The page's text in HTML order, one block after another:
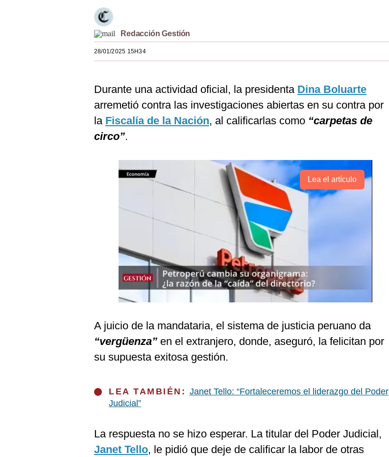
Redacción Gestión
28/01/2025 15H34
Durante una actividad oficial, la presidenta Dina Boluarte
arremetió contra las investigaciones abiertas en su contra por
la Fiscalía de la Nación, al calificarlas como “carpetas de
circo”.
Lea el artículo
A juicio de la mandataria, el sistema de justicia peruano da
“vergüenza” en el extranjero, donde, aseguró, la felicitan por
su supuesta exitosa gestión.
LEA TAMBIÉN: Janet Tello: “Fortaleceremos el liderazgo del Poder
Judicial”
La respuesta no se hizo esperar. La titular del Poder Judicial,
Janet Tello, le pidió que deje de calificar la labor de otras